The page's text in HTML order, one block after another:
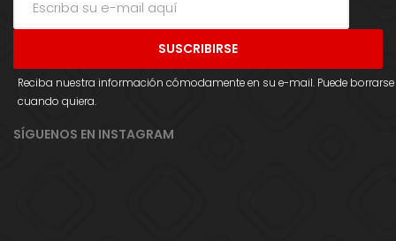
Reciba nuestra información cómodamente en su e-mail. Puede borrarse
cuando quiera.
SÍGUENOS EN INSTAGRAM